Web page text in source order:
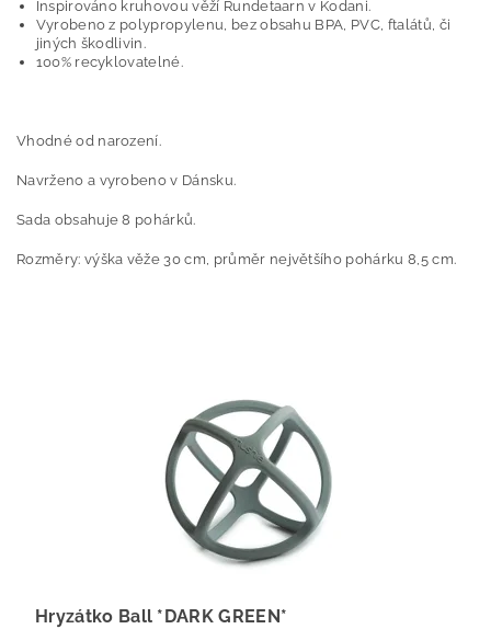
Inspirováno kruhovou věží Rundetaarn v Kodani.
Vyrobeno z polypropylenu, bez obsahu BPA, PVC, ftalátů, či
jiných škodlivin.
100% recyklovatelné.
Vhodné od narození.
Navrženo a vyrobeno v Dánsku.
Sada obsahuje 8 pohárků.
Rozměry: výška věže 30 cm, průměr největšího pohárku 8,5 cm.
Hryzátko Ball *DARK GREEN*